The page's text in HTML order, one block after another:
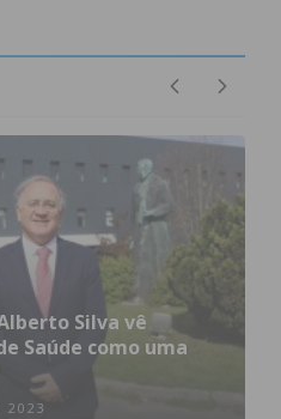
Silva vê
Saúde como uma
2023